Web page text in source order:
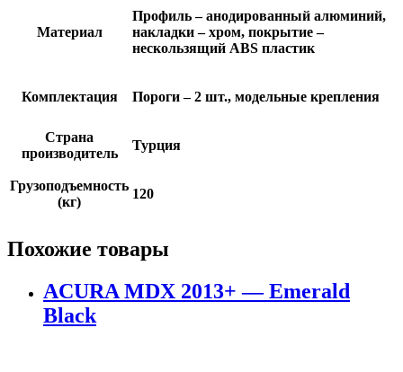
Материал
Профиль – анодированный алюминий,
накладки – хром, покрытие –
нескользящий ABS пластик
Комплектация Пороги – 2 шт., модельные крепления
Страна
производитель
Турция
Грузоподъемность
(кг)
120
Похожие товары
ACURA MDX 2013+ — Emerald
Black